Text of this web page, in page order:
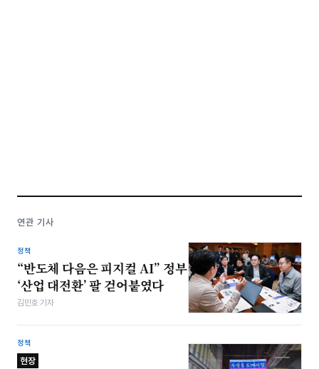
연관 기사
정책
“반도체 다음은 피지컬 AI” 정부
‘산업 대전환’ 팔 걷어붙였다
김민호 기자
정책
현장